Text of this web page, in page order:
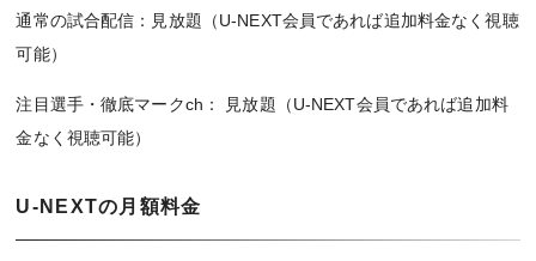
通常の試合配信：見放題（U-NEXT会員であれば追加料金なく視聴
可能）
注目選手・徹底マークch： 見放題（U-NEXT会員であれば追加料
金なく視聴可能）
U-NEXTの月額料金